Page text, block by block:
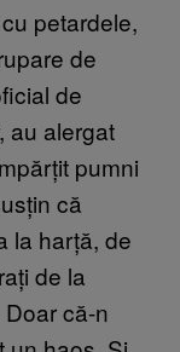
petardele,
de
de
au alergat
pumni
că
la harță, de
de la
că-n